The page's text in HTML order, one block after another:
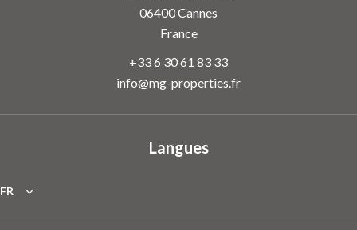
06400Cannes
France
+33 6 30 61 83 33
info@mg-properties.fr
Langues
FR